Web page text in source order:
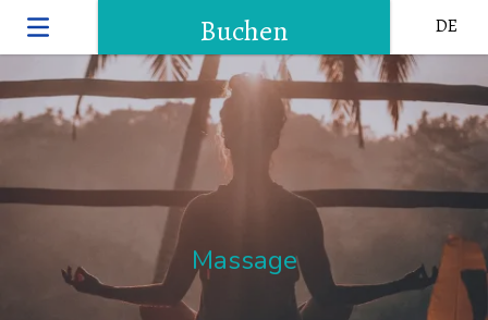
Buchen DE
Massage